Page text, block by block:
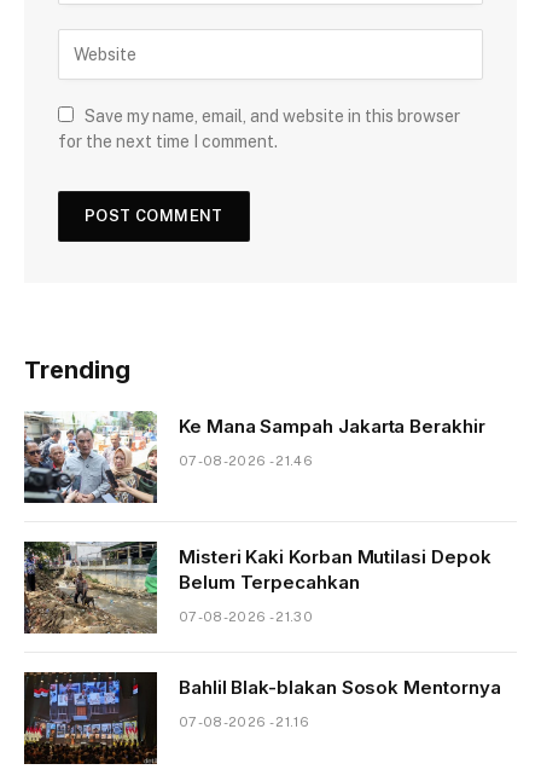
Save my name, email, and website in this browser
for the next time I comment.
Trending
Ke Mana Sampah Jakarta Berakhir
07-08-2026 - 21.46
Misteri Kaki Korban Mutilasi Depok
Belum Terpecahkan
07-08-2026 - 21.30
Bahlil Blak-blakan Sosok Mentornya
07-08-2026 - 21.16